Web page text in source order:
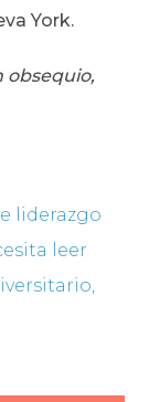
York.
obsequio,
liderazgo
leer